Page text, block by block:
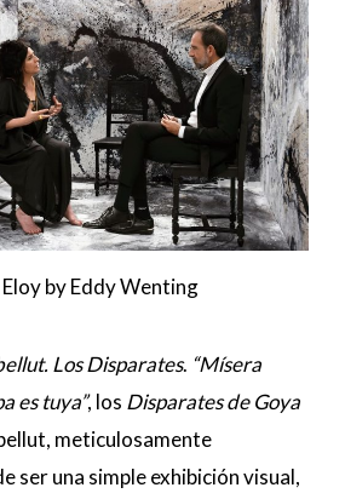
by Eddy Wenting
Los Disparates. “Mísera
es tuya”, los Disparates de Goya
meticulosamente
ser una simple exhibición visual,